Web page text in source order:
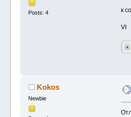
Posts: 4 к
VI
Kokos
Newbie